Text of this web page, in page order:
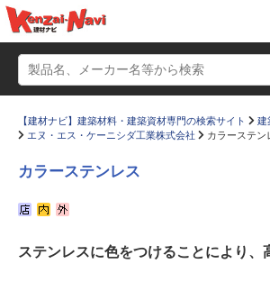
かたなび コラム
【建材ナビ】建築材料・建築資材専門の検索サイト
建
エヌ・エス・ケーニシダ工業株式会社
カラーステン
カラーステンレス
ステンレスに色をつけることにより、